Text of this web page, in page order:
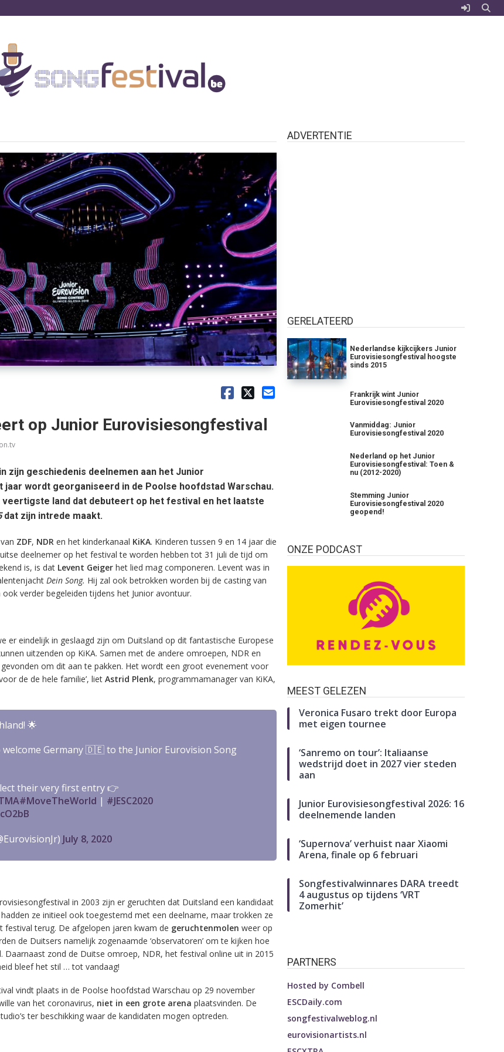
op Junior Eurovisiesongfestival
zijn geschiedenis deelnemen aan het Junior
wordt georganiseerd in de Poolse hoofdstad Warschau.
land dat debuteert op het festival en het laatste
dat zijn intrede maakt.
ZDF, NDRen het kinderkanaal KiKA. Kinderen tussen 9 en 14 jaar die
deelnemer op het festival te worden hebben tot 31 juli de tijd om
is, is dat Levent Geigerhet lied mag componeren. Levent was in
Dein Song. Hij zal ook betrokken worden bij de casting van
verder begeleiden tijdens het Junior avontuur.
er eindelijk in geslaagd zijn om Duitsland op dit fantastische Europese
uitzenden op KiKA. Samen met de andere omroepen, NDR en
om dit aan te pakken. Het wordt een groot evenement voor
de de hele familie’, liet Astrid Plenk, programmamanager van KiKA,
🌟
Germany 🇩🇪 to the Junior Eurovision Song
their very first entry 👉
#MoveTheWorld | #JESC2020
July 8, 2020
in 2003 zijn er geruchten dat Duitsland een kandidaat
ze initieel ook toegestemd met een deelname, maar trokken ze
festival terug. De afgelopen jaren kwam de geruchtenmolen weer op
de Duitsers namelijk zogenaamde ‘observatoren’ om te kijken hoe
Daarnaast zond de Duitse omroep, NDR, het festival online uit in 2015
bleef het stil … tot vandaag!
vindt plaats in de Poolse hoofdstad Warschau op 29 november
van het coronavirus, niet in een grote arena plaatsvinden. De
ter beschikking waar de kandidaten mogen optreden.
ADVERTENTIE
GERELATEERD
Nederlandse kijkcijkers Junior
Eurovisiesongfestival hoogste
sinds 2015
Frankrijk wint Junior
Eurovisiesongfestival 2020
Vanmiddag: Junior
Eurovisiesongfestival 2020
Nederland op het Junior
Eurovisiesongfestival: Toen &
nu (2012-2020)
Stemming Junior
Eurovisiesongfestival 2020
geopend!
ONZE PODCAST
MEEST GELEZEN
Veronica Fusaro trekt door Europa
met eigen tournee
‘Sanremo on tour’: Italiaanse
wedstrijd doet in 2027 vier steden
aan
Junior Eurovisiesongfestival 2026: 16
deelnemende landen
‘Supernova’ verhuist naar Xiaomi
Arena, finale op 6 februari
Songfestivalwinnares DARA treedt
4 augustus op tijdens ‘VRT
Zomerhit’
PARTNERS
Hosted by Combell
ESCDaily.com
songfestivalweblog.nl
eurovisionartists.nl